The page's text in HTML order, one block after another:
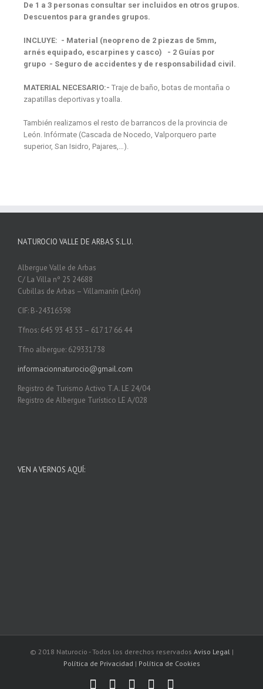
De 1 a 3 personas consultar ser incluidos en otros grupos.
Descuentos para grandes grupos.
INCLUYE: - Material (neopreno de 2 piezas de 5mm,
arnés equipado, escarpines y casco)
- 2 Guías por
grupo - Seguro de accidentes y de responsabilidad civil.
MATERIAL NECESARIO:- Traje de baño, botas de montaña o
zapatillas deportivas y toalla.
También realizamos el resto de barrancos de la provincia de
León. Infórmate (Cascada de Nocedo, Valporquero parte
superior, San Isidro, Pajares,…).
NATUROCIO VALLE DE ARBAS S.L.U.
Albergue Valle de Arbas
C/ La Villa nº 25 24688
Cubillas de Arbas – Villamanín (León)
CIF: B-24316598
Tfnos: 645 93 43 53 – 617 17 66 44
Tfno albergue: 629331738
informacionnaturocio@gmail.com
Registro de Turismo Activo T.A. LE 24/04
Registro de Albergue Turístico LE A/028
VEN A VERNOS AQUÍ:
© 2018 Naturocio - Todos los derechos reservados Aviso Legal|
Política de Privacidad | Política de Cookies